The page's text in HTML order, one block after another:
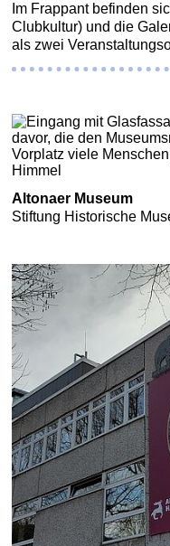
Im Frappant befinden
Clubkultur) und die
als zwei
Altonaer Museum
Stiftung Historische